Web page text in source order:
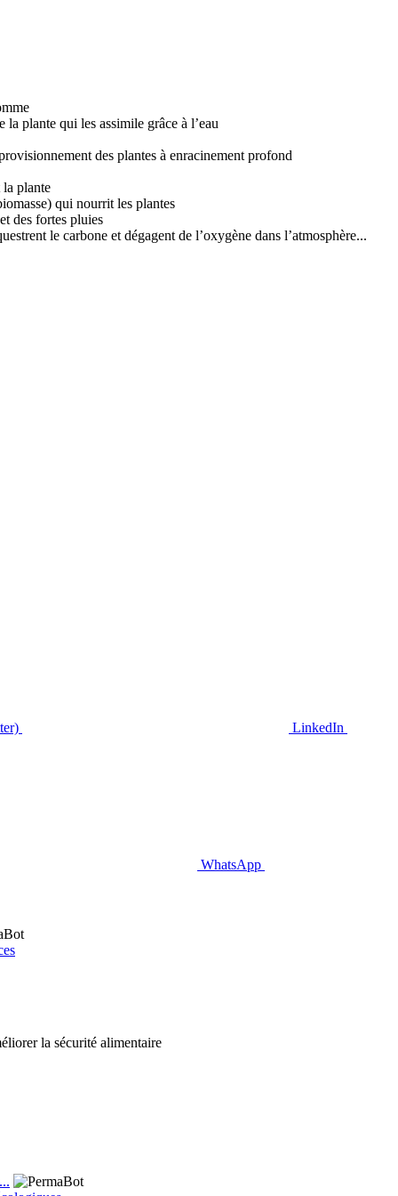
plante qui les assimile grâce à l’eau
des plantes à enracinement profond
plante
qui nourrit les plantes
des fortes pluies
le carbone et dégagent de l’oxygène dans l’atmosphère...
LinkedIn
WhatsApp
la sécurité alimentaire